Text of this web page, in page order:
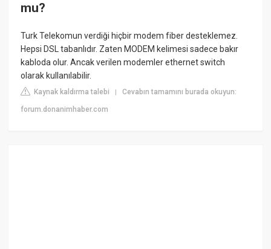
mu?
Turk Telekomun verdiği hiçbir modem fiber desteklemez.
Hepsi DSL tabanlıdır. Zaten MODEM kelimesi sadece bakır
kabloda olur. Ancak verilen modemler ethernet switch
olarak kullanılabilir.
Kaynak kaldırma talebi |Cevabın tamamını burada okuyun:
forum.donanimhaber.com